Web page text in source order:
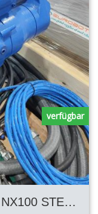
MOTOMAN Paint EPX 1250 NX100 STEUERUNG
verfügbar